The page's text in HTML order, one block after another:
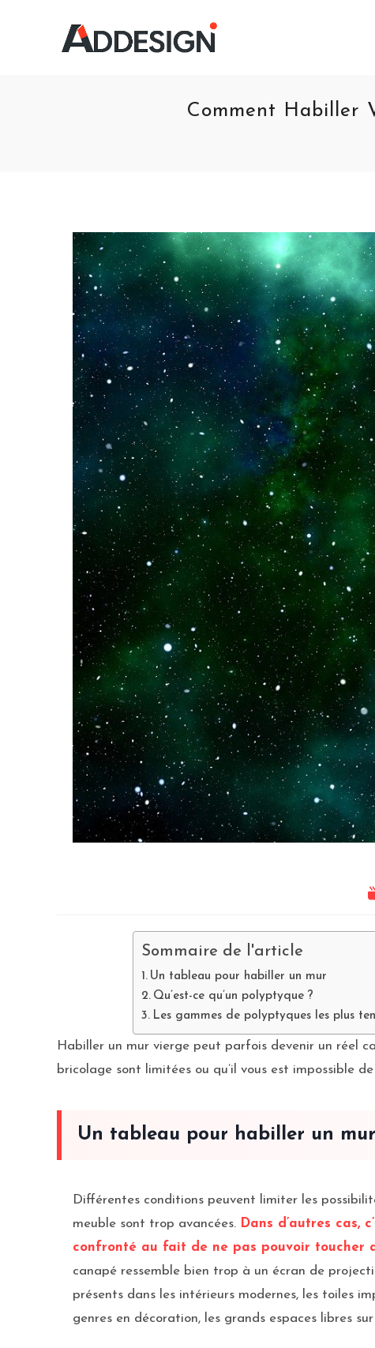
Comment Habiller
Sommaire de l'article
Un tableau pour habiller un mur
Qu’est-ce qu’un polyptyque ?
Les gammes de polyptyques les plus
Habiller un mur vierge peut parfois devenir un réel
bricolage sont limitées ou qu’il vous est impossible
Un tableau pour habiller un mur
Différentes conditions peuvent limiter les
meuble sont trop avancées. Dans d’autres cas,
confronté au fait de ne pas pouvoir toucher
canapé ressemble bien trop à un écran de
présents dans les intérieurs modernes, les toiles
genres en décoration, les grands espaces libres